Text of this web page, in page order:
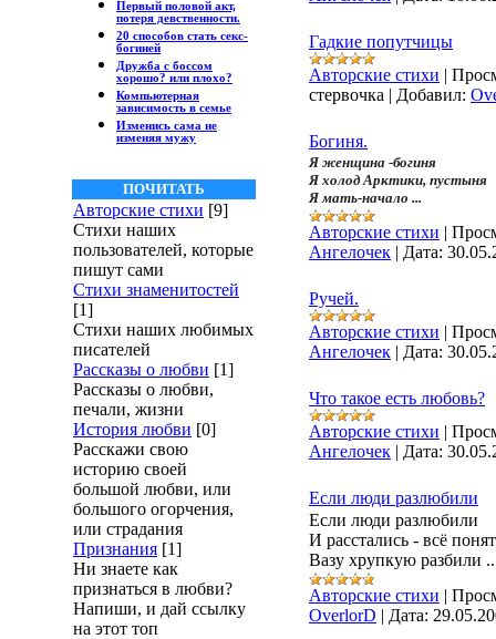
Первый половой акт,
потеря девственности.
20 способов стать секс-
богиней
Дружба с боссом
хорошо? или плохо?
Компьютерная
зависимость в семье
Изменись сама не
изменяя мужу
ПОЧИТАТЬ
Авторские стихи [9]
Стихи наших
пользователей, которые
пишут сами
Стихи знаменитостей
[1]
Стихи наших любимых
писателей
Рассказы о любви [1]
Рассказы о любви,
печали, жизни
История любви [0]
Расскажи свою
историю своей
большой любви, или
большого огорчения,
или страдания
Признания [1]
Ни знаете как
признаться в любви?
Напиши, и дай ссылку
на этот топ
Гадкие попутчицы
Авторские стихи |
стервочка | Добавил:
Богиня.
Я женщина -богиня
Я холод Арктики, пустыня
Я мать-начало ...
Авторские стихи |
Ангелочек | Дата:
Ручей.
Авторские стихи |
Ангелочек | Дата:
Что такое есть любовь?
Авторские стихи |
Ангелочек | Дата:
Если люди разлюбили
Если люди разлюбили
И расстались - всё
Вазу хрупкую разбили
Авторские стихи |
OverlorD | Дата: